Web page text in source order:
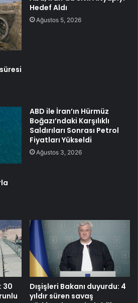
Hedef Aldı
Ağustos 5, 2026
ABD ile İran’ın Hürmüz
Boğazı’ndaki Karşılıklı
Saldırıları Sonrası Petrol
Fiyatları Yükseldi
Ağustos 3, 2026
30
Dışişleri Bakanı duyurdu: 4
yıldır süren savaş